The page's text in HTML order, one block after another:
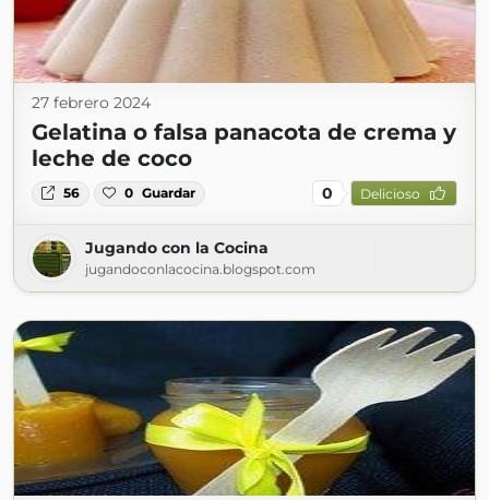
27 febrero 2024
Gelatina o falsa panacota de crema y
leche de coco
56 0 Guardar 0 Delicioso
Jugando con la Cocina
jugandoconlacocina.blogspot.com